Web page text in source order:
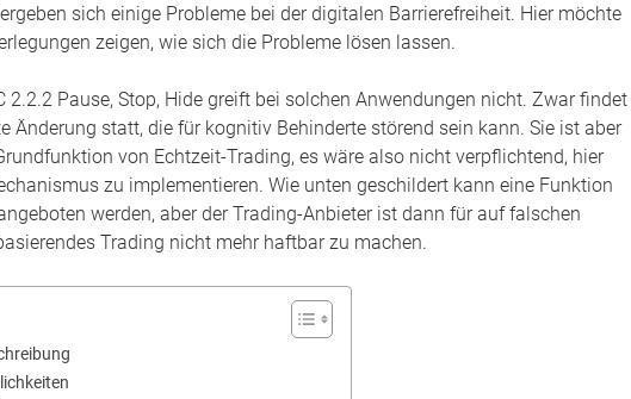
sich einige Probleme bei der digitalen Barrierefreiheit. Hier möchte
zeigen, wie sich die Probleme lösen lassen.
2.2.2 Pause, Stop, Hide greift bei solchen Anwendungen nicht. Zwar findet
Änderung statt, die für kognitiv Behinderte störend sein kann. Sie ist aber
von Echtzeit-Trading, es wäre also nicht verpflichtend, hier
zu implementieren. Wie unten geschildert kann eine Funktion
werden, aber der Trading-Anbieter ist dann für auf falschen
Trading nicht mehr haftbar zu machen.